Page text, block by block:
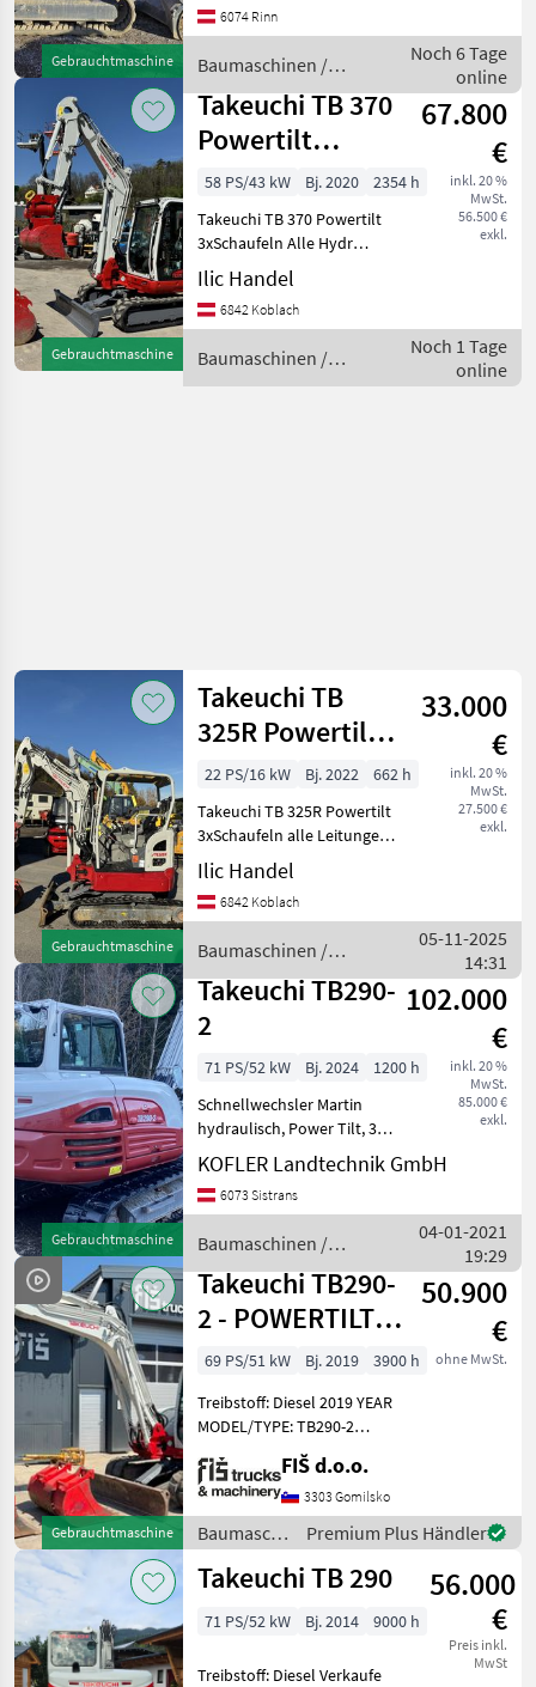
Gebrauchtmaschine
Angaben ohne Gewähr
6074 Rinn
Baumaschinen /
Takeuchi
Noch 6 Tage
online
Gebrauchtmaschine
Takeuchi TB 370
Powertilt
3xSchaufeln
Neue
Gummiketten
67.800
€
inkl. 20 %
MwSt.
56.500 €
exkl.
58 PS/43 kW Bj. 2020
2354 h
Takeuchi TB 370 Powertilt
3xSchaufeln Alle Hydr
Leitungen Neue original
Gummiketten Voll
Austattung Klimaanlage
Ilic Handel
6842 Koblach
Baumaschinen /
Takeuchi
Noch 1 Tage
online
Gebrauchtmaschine
Takeuchi TB
325R Powertilt
3xSchaufeln
2310 kg
33.000
€
inkl. 20 %
MwSt.
27.500 €
exkl.
22 PS/16 kW Bj. 2022
662 h
Takeuchi TB 325R Powertilt
3xSchaufeln alle Leitungen
Stunden 662 Baujahr 2022
Zustand sehr Gut Sofort
einsatzbereit Arbeitsz
Ilic Handel
6842 Koblach
Baumaschinen /
Takeuchi
05-11-2025
14:31
Gebrauchtmaschine
Takeuchi TB290-
2
102.000
€
inkl. 20 %
MwSt.
85.000 €
exkl.
71 PS/52 kW Bj. 2024
1200 h
Schnellwechsler Martin
hydraulisch, Power Tilt, 3/4
Steuerkreis, Klimaanlage,
LED Beleuchtung,
Löffelpaket. Baumaschinen
KOFLER Landtechnik GmbH
6073 Sistrans
Baumaschinen /
Takeuchi
04-01-2021
19:29
Gebrauchtmaschine
Takeuchi TB290-
2 - POWERTILT -
3X BUCKETS -
2019 YEAR - 3
50.900
€
ohne MwSt.
69 PS/51 kW Bj. 2019
3900 h
Treibstoff: Diesel 2019 YEAR
MODEL/TYPE: TB290-2
WORKING HOURS: 3.900 h
ENGINE: DIESEL YANMAR -
51.6 kW WEIGHT: 8.400 kg
HYDRAULIC QUICK
COUPLER - MARTIN POWER
FIŠ d.o.o.
3303 Gomilsko
Baumaschinen
/ Takeuchi
Premium Plus Händler
Takeuchi TB 290
56.000
€
Preis inkl.
MwSt
71 PS/52 kW Bj. 2014 9000 h
Treibstoff: Diesel Verkaufe